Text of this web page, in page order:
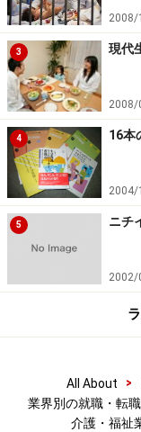
2008/
3 現代
2008/
4 16本
2004/
5 ニチ
2002/
All About >
業界別の就職・転職
介護・福祉